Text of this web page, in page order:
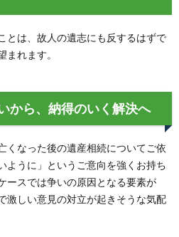
とは、故人の遺志にも反するはずで
れます。
から、納得のいく解決へ
くなった後の遺産相続についてご依
ように」というご意向を強くお持ち
ースでは争いの原因となる要素が
激しい意見の対立が起きそうな気配